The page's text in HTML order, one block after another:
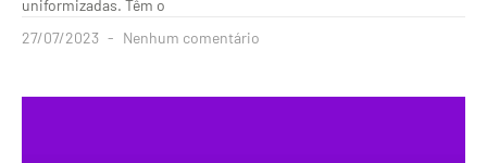
uniformizadas. Têm o
27/07/2023
Nenhum comentário